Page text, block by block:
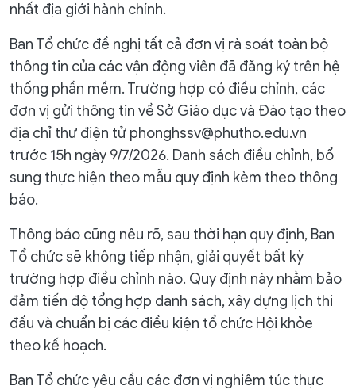
nhất địa giới hành chính.
Ban Tổ chức đề nghị tất cả đơn vị rà soát toàn bộ
thông tin của các vận động viên đã đăng ký trên hệ
thống phần mềm. Trường hợp có điều chỉnh, các
đơn vị gửi thông tin về Sở Giáo dục và Đào tạo theo
địa chỉ thư điện tử phonghssv@phutho.edu.vn
trước 15h ngày 9/7/2026. Danh sách điều chỉnh, bổ
sung thực hiện theo mẫu quy định kèm theo thông
báo.
Thông báo cũng nêu rõ, sau thời hạn quy định, Ban
Tổ chức sẽ không tiếp nhận, giải quyết bất kỳ
trường hợp điều chỉnh nào. Quy định này nhằm bảo
đảm tiến độ tổng hợp danh sách, xây dựng lịch thi
đấu và chuẩn bị các điều kiện tổ chức Hội khỏe
theo kế hoạch.
Ban Tổ chức yêu cầu các đơn vị nghiêm túc thực